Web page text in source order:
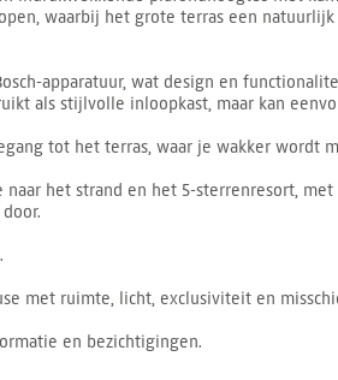
waarbij het grote terras een
apparatuur, wat design en
als stijlvolle inloopkast, maar kan
tot het terras, waar je wakker wordt
het strand en het 5-sterrenresort,
met ruimte, licht, exclusiviteit en
en bezichtigingen.